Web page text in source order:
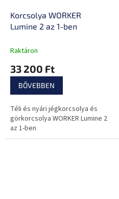
Korcsolya WORKER
Lumine 2 az 1-ben
Raktáron
33 200 Ft
BŐVEBBEN
Téli és nyári jégkorcsolya és
görkorcsolya WORKER Lumine 2
az 1-ben